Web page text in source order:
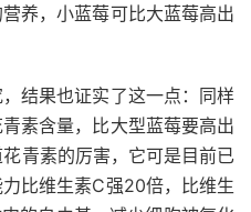
养，小蓝莓可比大蓝莓高出
结果也证实了这一点：同样
素含量，比大型蓝莓要高出
青素的厉害，它可是目前已
比维生素C强20倍，比维生